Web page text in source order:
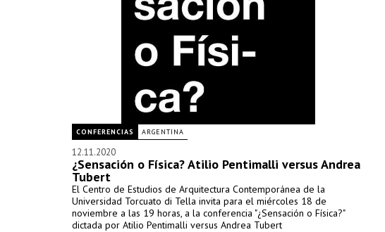
CONFERENCIAS ARGENTINA
12.11.2020
¿Sensación o Física? Atilio Pentimalli versus Andrea
Tubert
El Centro de Estudios de Arquitectura Contemporánea de la
Universidad Torcuato di Tella invita para el miércoles 18 de
noviembre a las 19 horas, a la conferencia "¿Sensación o Física?"
dictada por Atilio Pentimalli versus Andrea Tubert